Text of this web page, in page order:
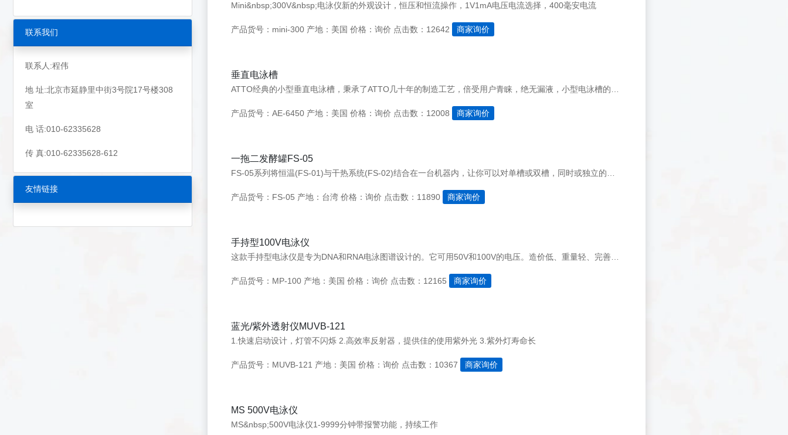
联系我们
联系人:程伟
地 址:北京市延静里中街3号院17号楼308
室
电 话:010-62335628
传 真:010-62335628-612
友情链接
Mini&nbsp;300V&nbsp;电泳仪新的外观设计，恒压和恒流操作，1V1mA电压电流选择，400毫安电流
产品货号：mini-300 产地：美国 价格：询价 点击数：12642 商家询价
垂直电泳槽
产品货号：AE-6450 产地：美国 价格：询价 点击数：12008 商家询价
一拖二发酵罐FS-05
产品货号：FS-05 产地：台湾 价格：询价 点击数：11890 商家询价
手持型100V电泳仪
这款手持型电泳仪是专为DNA和RNA电泳图谱设计的。它可用50V和100V的电压。造价低、重量轻、完善了用量少的教学实验室日常电泳使用。它可以单独或购买的包装,比水平凝胶电泳系统更经济实惠
产品货号：MP-100 产地：美国 价格：询价 点击数：12165 商家询价
蓝光/紫外透射仪MUVB-121
1.快速启动设计，灯管不闪烁 2.高效率反射器，提供佳的使用紫外光 3.紫外灯寿命长
产品货号：MUVB-121 产地：美国 价格：询价 点击数：10367 商家询价
MS 500V电泳仪
MS&nbsp;500V电泳仪1-9999分钟带报警功能，持续工作